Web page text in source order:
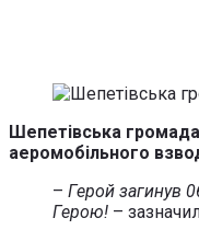
Шепетівська
аеромобільного
– Герой загинув
Герою! –